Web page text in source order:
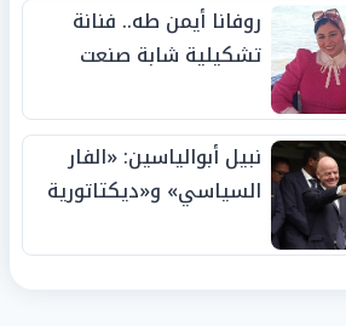
روفانا أيمن طه.. فنانة
تشكيلية شابة صنعت
الجوائز منذ الصغر
نبيل أبوالياسين: «الفار
السياسي» و«ديكتاتورية
الفيفا».. وإقالة